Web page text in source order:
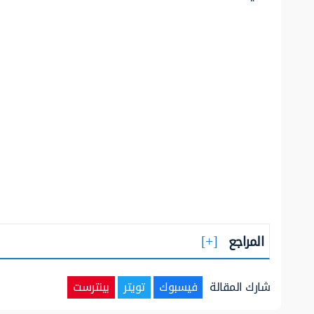
المراجع
شارك المقالة فيسبوك تويتر بينترست